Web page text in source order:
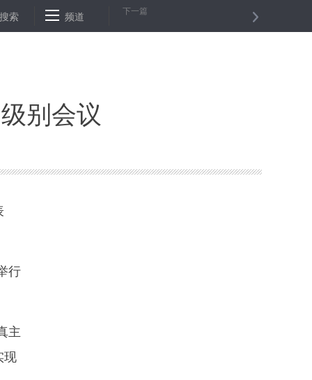
昌硕国际艺术奖海外展在日本举行 公安机关侦办“套路贷”案件
搜索 频道 下一篇
别会议
行
主
现